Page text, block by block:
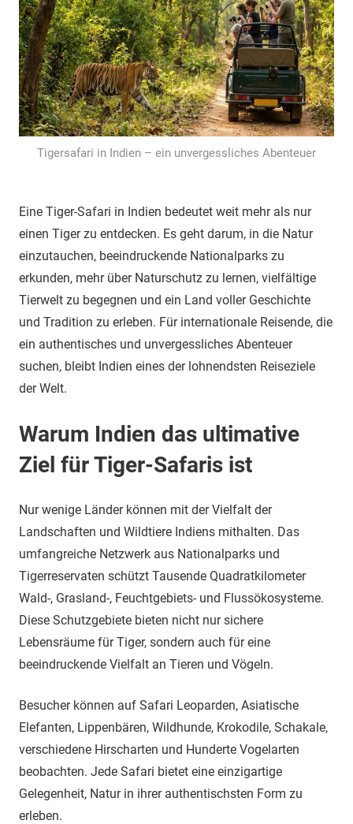
Tigersafari in Indien – ein unvergessliches Abenteuer
Eine Tiger-Safari in Indien bedeutet weit mehr als nur
einen Tiger zu entdecken. Es geht darum, in die Natur
einzutauchen, beeindruckende Nationalparks zu
erkunden, mehr über Naturschutz zu lernen, vielfältige
Tierwelt zu begegnen und ein Land voller Geschichte
und Tradition zu erleben. Für internationale Reisende, die
ein authentisches und unvergessliches Abenteuer
suchen, bleibt Indien eines der lohnendsten Reiseziele
der Welt.
Warum Indien das ultimative
Ziel für Tiger-Safaris ist
Nur wenige Länder können mit der Vielfalt der
Landschaften und Wildtiere Indiens mithalten. Das
umfangreiche Netzwerk aus Nationalparks und
Tigerreservaten schützt Tausende Quadratkilometer
Wald-, Grasland-, Feuchtgebiets- und Flussökosysteme.
Diese Schutzgebiete bieten nicht nur sichere
Lebensräume für Tiger, sondern auch für eine
beeindruckende Vielfalt an Tieren und Vögeln.
Besucher können auf Safari Leoparden, Asiatische
Elefanten, Lippenbären, Wildhunde, Krokodile, Schakale,
verschiedene Hirscharten und Hunderte Vogelarten
beobachten. Jede Safari bietet eine einzigartige
Gelegenheit, Natur in ihrer authentischsten Form zu
erleben.